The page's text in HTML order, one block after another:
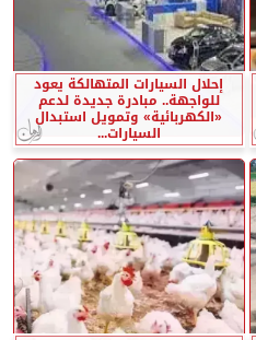
إحلال السيارات المتهالكة يعود
للواجهة.. مبادرة جديدة لدعم
«الكهربائية» وتمويل استبدال
السيارات...